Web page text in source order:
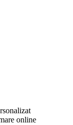
online